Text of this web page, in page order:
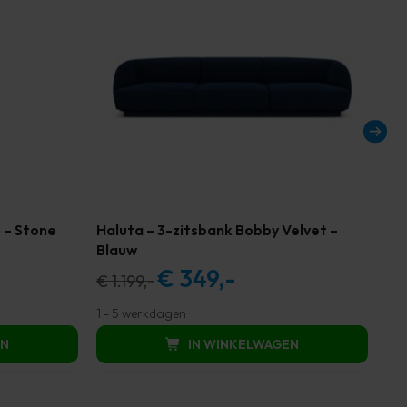
Stone
Haluta – 3-zitsbank Bobby Velvet –
Blauw
€1.199,-Oorspronkelijke
was:
€ 1.199,00.
€ 349,-
is:
€ 349,00.
1 - 5 werkdagen
IN WINKELWAGEN